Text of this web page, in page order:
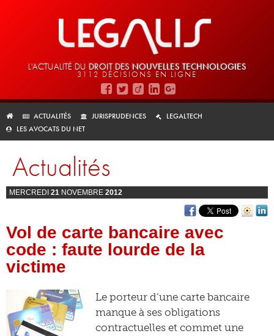
L'ACTUALITÉ DU DROIT DES NOUVELLES TECHNOLOGIES
3112 DÉCISIONS EN LIGNE
ACTUALITÉS JURISPRUDENCES
LEGALTECH
LES AVOCATS DU NET
Actualités
MERCREDI 21 NOVEMBRE 2012
Vol de carte bancaire avec
code : faute lourde de la
victime
Le porteur d’une carte bancaire
manque à ses obligations
contractuelles et commet une